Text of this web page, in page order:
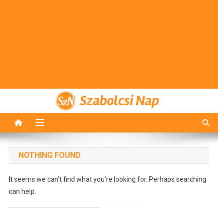
Szabolcsi Nap
NOTHING FOUND
It seems we can’t find what you’re looking for. Perhaps searching
can help.